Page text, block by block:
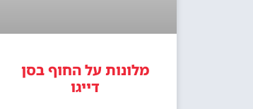
מלונות על החוף בסן
דייגו